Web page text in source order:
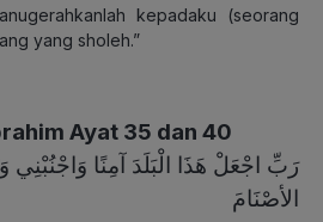
kepadaku (seorang
yang sholeh.”
Ayat 35 dan 40
الأصْنَامَ